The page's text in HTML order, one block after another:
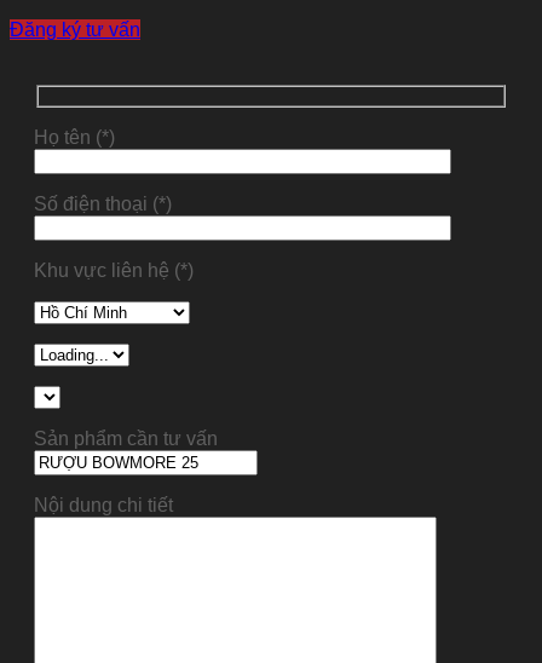
Đăng ký tư vấn
Họ tên (*)
Số điện thoại (*)
Khu vực liên hệ (*)
Sản phẩm cần tư vấn
Nội dung chi tiết